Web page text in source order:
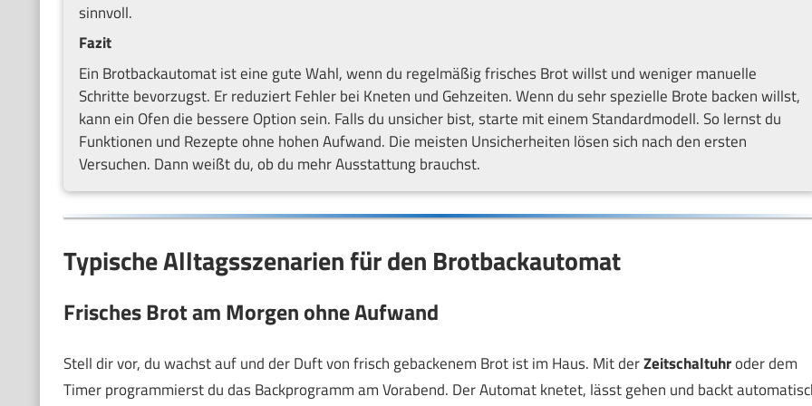
sinnvoll.
Fazit
Ein Brotbackautomat ist eine gute Wahl, wenn du regelmäßig frisches Brot willst und weniger manuelle
Schritte bevorzugst. Er reduziert Fehler bei Kneten und Gehzeiten. Wenn du sehr spezielle Brote backen willst,
kann ein Ofen die bessere Option sein. Falls du unsicher bist, starte mit einem Standardmodell. So lernst du
Funktionen und Rezepte ohne hohen Aufwand. Die meisten Unsicherheiten lösen sich nach den ersten
Versuchen. Dann weißt du, ob du mehr Ausstattung brauchst.
Typische Alltagsszenarien für den Brotbackautomat
Frisches Brot am Morgen ohne Aufwand
Stell dir vor, du wachst auf und der Duft von frisch gebackenem Brot ist im Haus. Mit derZeitschaltuhroder dem
Timer programmierst du das Backprogramm am Vorabend. Der Automat knetet, lässt gehen und backt